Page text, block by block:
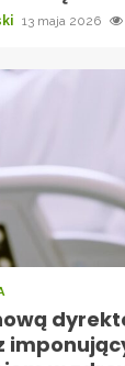
13 maja 2026